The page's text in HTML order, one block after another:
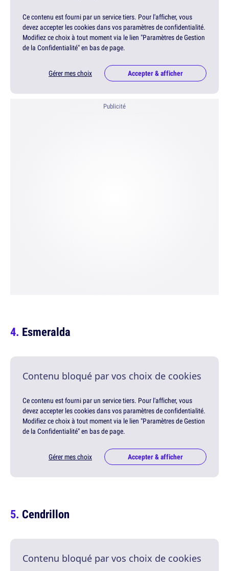
Ce contenu est fourni par un service tiers. Pour l'afficher, vous
devez accepter les cookies dans vos paramètres de confidentialité.
Modifiez ce choix à tout moment via le lien "Paramètres de Gestion
de la Confidentialité" en bas de page.
Gérer mes choix Accepter & afficher
Publicité
Esmeralda
Contenu bloqué par vos choix de cookies
Ce contenu est fourni par un service tiers. Pour l'afficher, vous
devez accepter les cookies dans vos paramètres de confidentialité.
Modifiez ce choix à tout moment via le lien "Paramètres de Gestion
de la Confidentialité" en bas de page.
Gérer mes choix Accepter & afficher
Cendrillon
Contenu bloqué par vos choix de cookies